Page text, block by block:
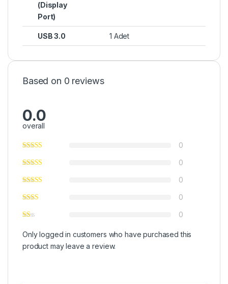
(Display
Port)
USB 3.0 1 Adet
Based on 0 reviews
0.0
overall
0
0
0
0
0
Only logged in customers who have purchased this
product may leave a review.